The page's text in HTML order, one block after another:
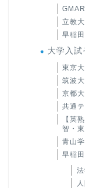
立教
早稲
大学入試
東京
筑波
京都
共通
【英
智・
青山
早稲